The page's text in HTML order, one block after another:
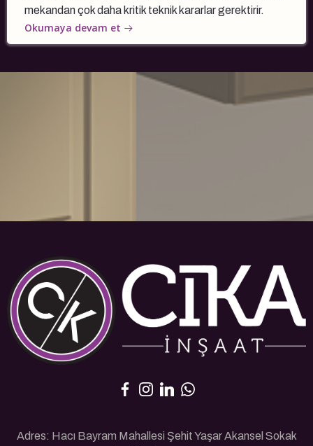
mekandan çok daha kritik teknik kararlar gerektirir.
Okumaya devam et
Adres: Hacı Bayram Mahallesi Şehit Yaşar Akansel Sokak